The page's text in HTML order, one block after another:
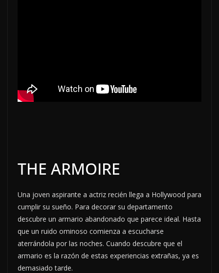
THE ARMOIRE
Una joven aspirante a actriz recién llega a Hollywood para
cumplir su sueño. Para decorar su departamento
descubre un armario abandonado que parece ideal. Hasta
que un ruido ominoso comienza a escucharse
aterrándola por las noches. Cuando descubre que el
armario es la razón de estas experiencias extrañas, ya es
demasiado tarde.